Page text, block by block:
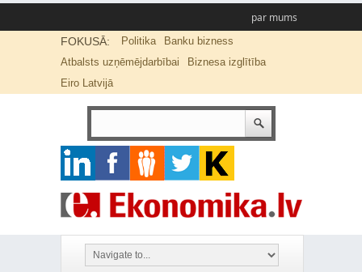
par mums
FOKUSĀ: Politika
Banku bizness
Atbalsts uzņēmējdarbībai
Biznesa izglītība
Eiro Latvijā